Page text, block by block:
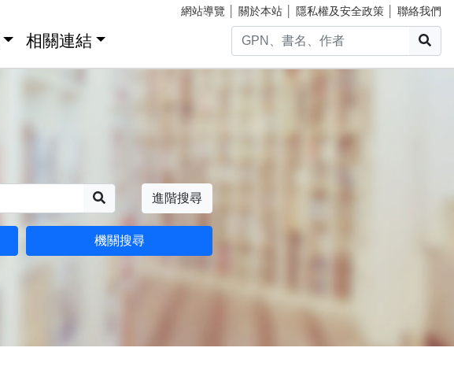
網站導覽 關於本站 隱私權及安全政策 聯絡我們
相關連結
進階搜尋
機關搜尋